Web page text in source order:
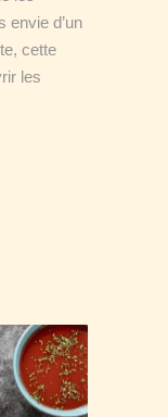
envie d’un
cette
les